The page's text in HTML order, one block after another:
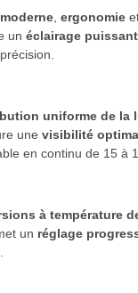
ergonomie
un éclairage
uniforme de la
une visibilité
en continu de 15 à
à température
un réglage